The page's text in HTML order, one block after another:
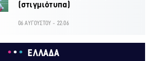
(στιγμιότυπα)
06 ΑΥΓΟΥΣΤΟΥ - 22:06
ΕΛΛΑΔΑ